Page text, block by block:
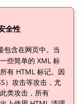
全性
含在网页中。当
些简单的 XML 标
有 HTML 标记。因
）攻击等攻击，尤
类攻击，所有